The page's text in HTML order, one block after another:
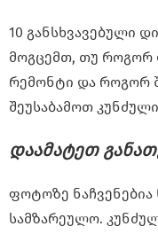
10 განსხვავებული
მოგცემთ, თუ როგორ
რემონტი და როგორ
შეუსაბამოთ
დაამატეთ
ფოტოზე ნაჩვენებია
სამზარეულო.